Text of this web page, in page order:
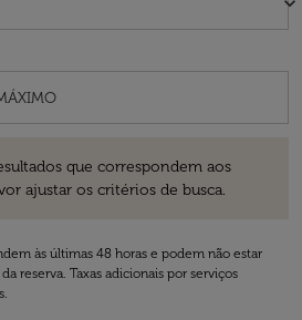
que correspondem aos
ajustar os critérios de busca.
às últimas 48 horas e podem não estar
reserva. Taxas adicionais por serviços